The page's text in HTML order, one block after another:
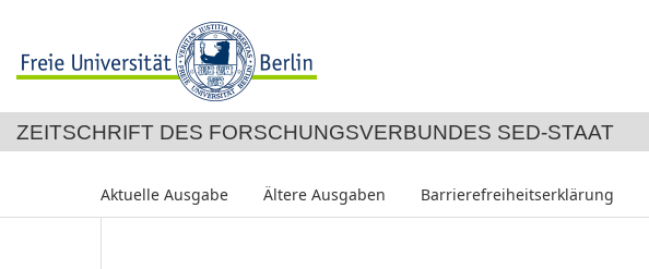
ZEITSCHRIFT DES FORSCHUNGSVERBUNDES SED-STAAT
Aktuelle Ausgabe Ältere Ausgaben Barrierefreiheitserklärung